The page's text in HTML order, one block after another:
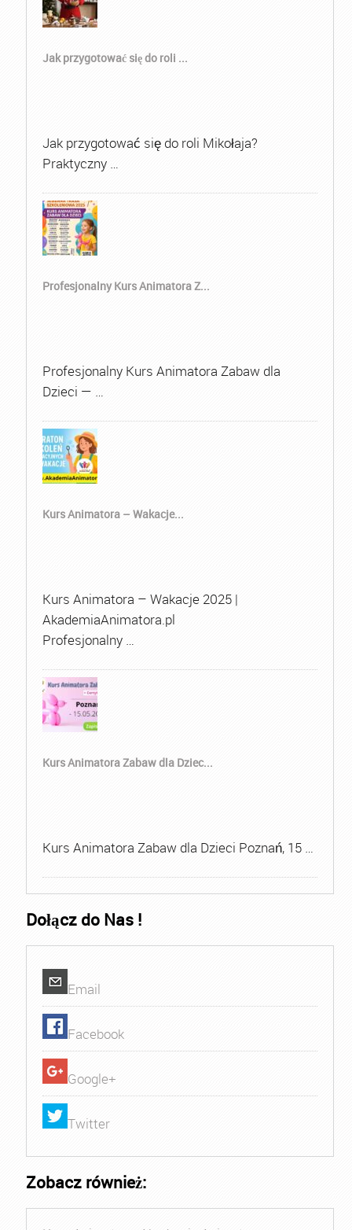
Jak przygotować się do roli ...
Jak przygotować się do roli Mikołaja?
Praktyczny …
Profesjonalny Kurs Animatora Z...
Profesjonalny Kurs Animatora Zabaw dla
Dzieci — …
Kurs Animatora – Wakacje...
Kurs Animatora – Wakacje 2025 |
AkademiaAnimatora.pl
Profesjonalny …
Kurs Animatora Zabaw dla Dziec...
Kurs Animatora Zabaw dla Dzieci Poznań, 15 …
Dołącz do Nas !
Email
Facebook
Google+
Twitter
Zobacz również: